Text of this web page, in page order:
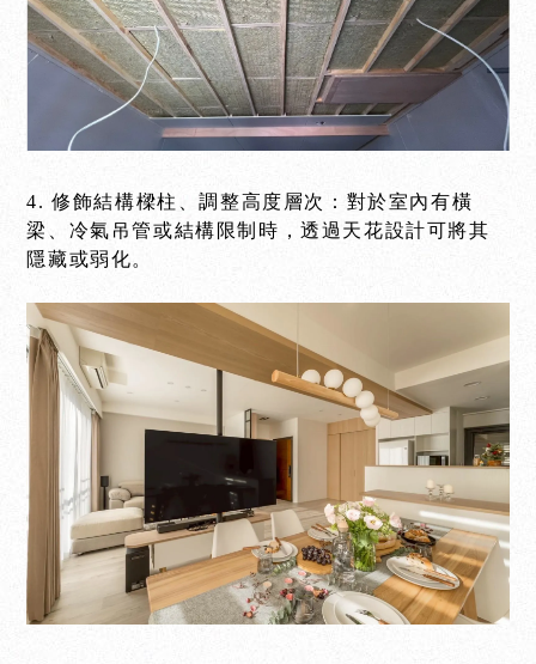
4. 修飾結構樑柱、調整高度層次：對於室內有橫
梁、冷氣吊管或結構限制時，透過天花設計可將其
隱藏或弱化。